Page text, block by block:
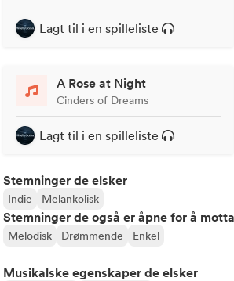
Lagt til i en spilleliste
A Rose at Night
Cinders of Dreams
Lagt til i en spilleliste
Stemninger de elsker
Indie Melankolisk
Stemninger de også er åpne for å motta
Melodisk Drømmende Enkel
Musikalske egenskaper de elsker